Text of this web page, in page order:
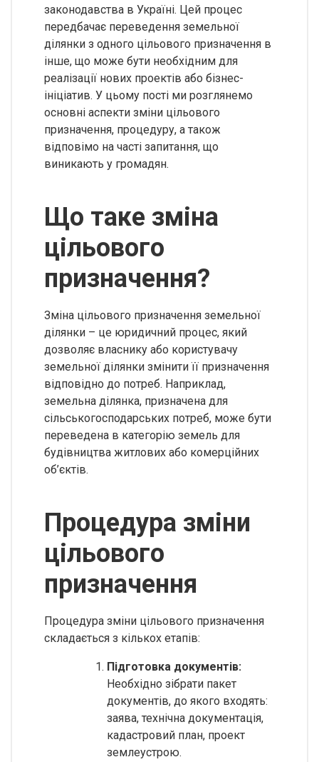
законодавства в Україні. Цей процес
передбачає переведення земельної
ділянки з одного цільового призначення в
інше, що може бути необхідним для
реалізації нових проектів або бізнес-
ініціатив. У цьому пості ми розглянемо
основні аспекти зміни цільового
призначення, процедуру, а також
відповімо на часті запитання, що
виникають у громадян.
Що таке зміна
цільового
призначення?
Зміна цільового призначення земельної
ділянки – це юридичний процес, який
дозволяє власнику або користувачу
земельної ділянки змінити її призначення
відповідно до потреб. Наприклад,
земельна ділянка, призначена для
сільськогосподарських потреб, може бути
переведена в категорію земель для
будівництва житлових або комерційних
об’єктів.
Процедура зміни
цільового
призначення
Процедура зміни цільового призначення
складається з кількох етапів:
Підготовка документів:
Необхідно зібрати пакет
документів, до якого входять:
заява, технічна документація,
кадастровий план, проект
землеустрою.